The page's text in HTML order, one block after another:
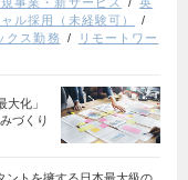
規事業・新サービス
英
ル採用（未経験可）
クス勤務
リモートワー
化」
づくり